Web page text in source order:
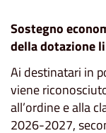
Sostegno
della dotazione
Ai destinatari in
viene
all’ordine e alla
2026-2027,